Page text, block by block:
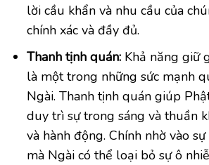
lời cầu khẩn và nhu cầu của
chính xác và đầy đủ.
Thanh tịnh quán: Khả năng giữ
là một trong những sức mạnh
Ngài. Thanh tịnh quán giúp
duy trì sự trong sáng và thuần
và hành động. Chính nhờ vào
mà Ngài có thể loại bỏ sự ô